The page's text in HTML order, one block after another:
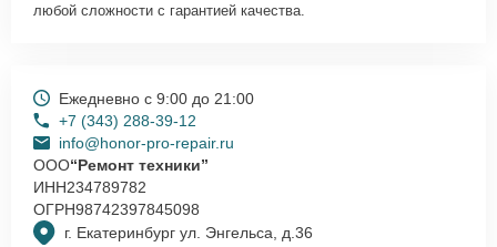
любой сложности с гарантией качества.
г. Екатеринбург ул. Энгельса, д.36
Ежедневно с 9:00 до 21:00
+7 (343) 288-39-12
info@honor-pro-repair.ru
ООО“Ремонт техники”
ИНН234789782
ОГРН98742397845098